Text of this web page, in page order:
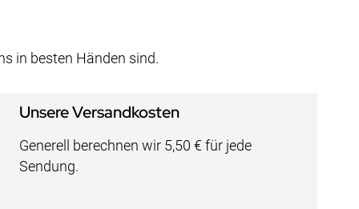
in besten Händen sind.
Unsere Versandkosten
Generell berechnen wir 5,50 € für jede
Sendung.